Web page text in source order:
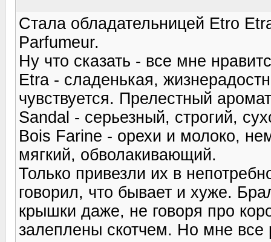
Стала обладательницей Etro
Parfumeur.
Ну что сказать - все мне
Etra - сладенькая,
чувствуется. Прелестный
Sandal - серьезный, строгий,
Bois Farine - орехи и молоко,
мягкий, обволакивающий.
Только привезли их в
говорил, что бывает и хуже.
крышки даже, не говоря про
залеплены скотчем. Но мне